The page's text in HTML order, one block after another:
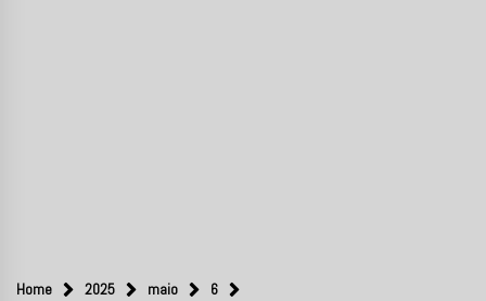
Home 2025 maio 6